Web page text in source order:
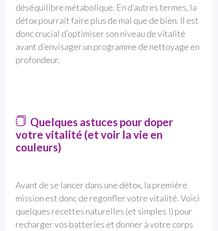
déséquilibre métabolique. En d’autres termes, la
détox pourrait faire plus de mal que de bien. Il est
donc crucial d’optimiser son niveau de vitalité
avant d’envisager un programme de nettoyage en
profondeur.
Quelques astuces pour doper
votre vitalité (et voir la vie en
couleurs)
Avant de se lancer dans une détox, la première
mission est donc de regonfler votre vitalité. Voici
quelques recettes naturelles (et simples !) pour
recharger vos batteries et donner à votre corps